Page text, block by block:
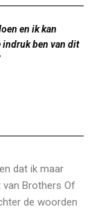
en ik kan
indruk ben van dit
dat ik maar
van Brothers Of
de woorden